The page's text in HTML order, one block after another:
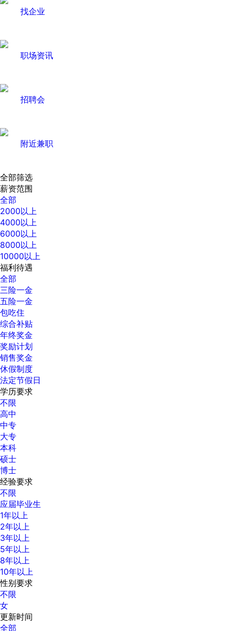
找企业
职场资讯
招聘会
附近兼职
全部筛选
薪资范围
全部
2000以上
4000以上
6000以上
8000以上
10000以上
福利待遇
全部
三险一金
五险一金
包吃住
综合补贴
年终奖金
奖励计划
销售奖金
休假制度
法定节假日
学历要求
不限
高中
中专
大专
本科
硕士
博士
经验要求
不限
应届毕业生
1年以上
2年以上
3年以上
5年以上
8年以上
10年以上
性别要求
不限
女
更新时间
全部